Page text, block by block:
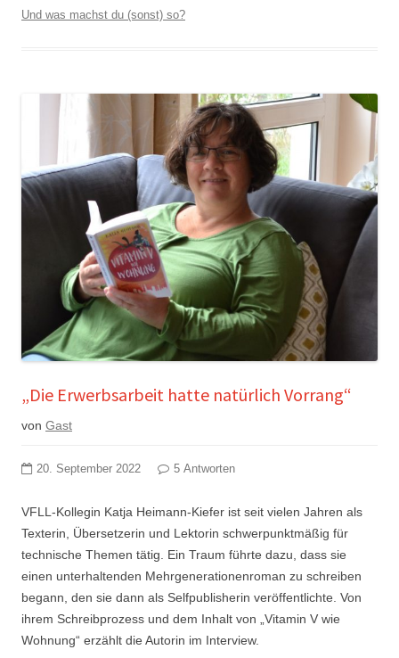
Und was machst du (sonst) so?
„Die Erwerbsarbeit hatte natürlich Vorrang“
von Gast
20. September 2022 5 Antworten
VFLL-Kollegin Katja Heimann-Kiefer ist seit vielen Jahren als
Texterin, Übersetzerin und Lektorin schwerpunktmäßig für
technische Themen tätig. Ein Traum führte dazu, dass sie
einen unterhaltenden Mehrgenerationenroman zu schreiben
begann, den sie dann als Selfpublisherin veröffentlichte. Von
ihrem Schreibprozess und dem Inhalt von „Vitamin V wie
Wohnung“ erzählt die Autorin im Interview.